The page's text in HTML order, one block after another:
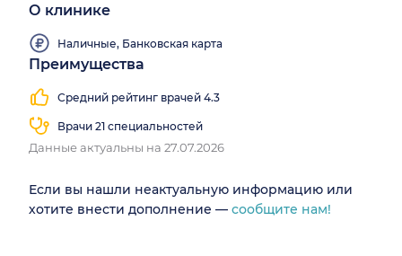
О клинике
Наличные, Банковская карта
Преимущества
Средний рейтинг врачей 4.3
Врачи 21 специальностей
Данные актуальны на 27.07.2026
Если вы нашли неактуальную информацию или
хотите внести дополнение — сообщите нам!